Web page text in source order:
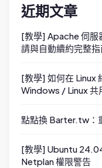
近期文章
[教學] Apache 伺服
請與自動續約完整
[教學] 如何在 Linux
Windows / Linux 共
點點換 Barter.tw：
[教學] Ubuntu
Netplan 權限警告